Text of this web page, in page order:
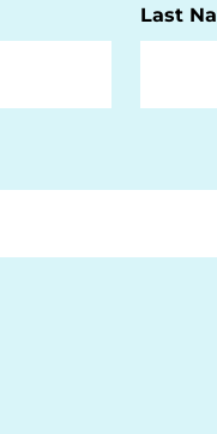
Last